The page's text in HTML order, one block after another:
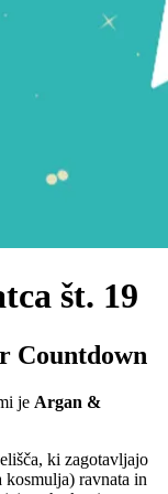
št. 19
Countdown
je Argan &
ki zagotavljajo
ravnata in